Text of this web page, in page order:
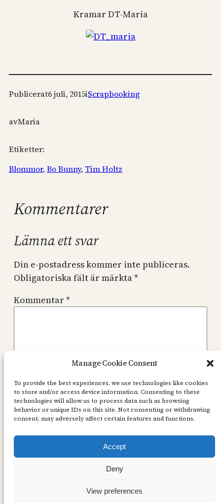
Manage Cookie Consent
To provide the best experiences, we use technologies like cookies
to store and/or access device information. Consenting to these
technologies will allow us to process data such as browsing
behavior or unique IDs on this site. Not consenting or withdrawing
consent, may adversely affect certain features and functions.
Accept
Deny
View preferences
Kramar DT-Maria
Publicerat6 juli, 2015iScrapbooking
avMaria
Etiketter:
Blommor, Bo Bunny, Tim Holtz
Kommentarer
Lämna ett svar
Din e-postadress kommer inte publiceras.
Obligatoriska fält är märkta*
Kommentar *
Namn*
E-postadress*
Webbplats